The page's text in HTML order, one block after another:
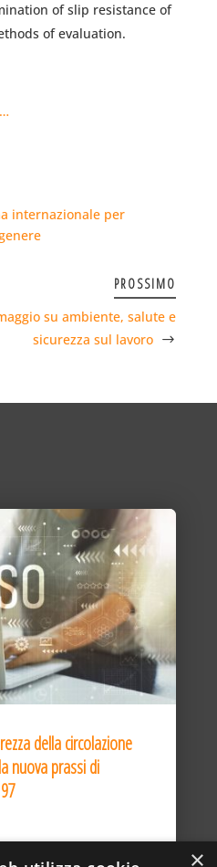
of slip resistance of
of evaluation.
internazionale per
PROSSIMO
su ambiente, salute e
sicurezza sul lavoro
della circolazione
nuova prassi di
×